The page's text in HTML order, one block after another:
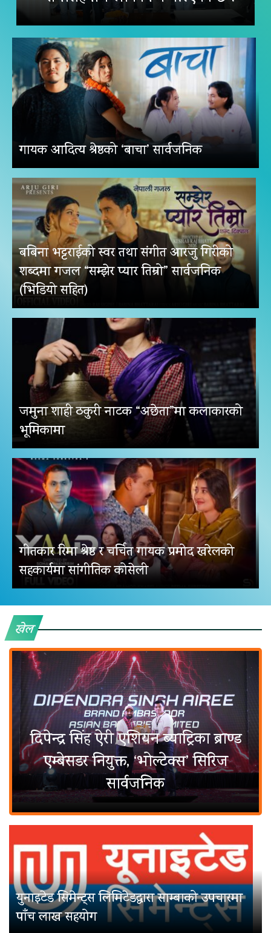
गायक आदित्य श्रेष्ठको ‘बाचा’ सार्वजनिक
बबिना भट्टराईको स्वर तथा संगीत आरजु गिरीको
शब्दमा गजल “सम्झेर प्यार तिम्रो” सार्वजनिक
(भिडियो सहित)
जमुना शाही ठकुरी नाटक “अछेता”मा कलाकारको
भूमिकामा
गीतकार रिमा श्रेष्ठ र चर्चित गायक प्रमोद खरेलको
सहकार्यमा सांगीतिक कोसेली
खेल
दिपेन्द्र सिंह ऐरी एशियन ब्याट्रिका ब्राण्ड
एम्बेसडर नियुक्त, ‘भोल्टेक्स’ सिरिज
सार्वजनिक
युनाइटेड सिमेन्ट्स लिमिटेडद्वारा साम्बाको उपचारमा
पाँच लाख सहयोग